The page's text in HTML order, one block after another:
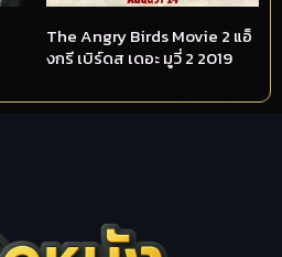
The Angry Birds Movie 2 แอ็
งกรี เบิร์ดส เดอะ มูวี่ 2 2019